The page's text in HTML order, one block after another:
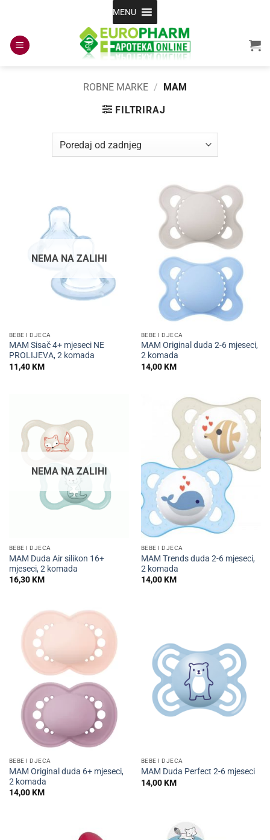
content
MENU
ROBNE MARKE / MAM
FILTRIRAJ
NEMA NA ZALIHI
BEBE I DJECA
MAM Sisač 4+ mjeseci NE
PROLIJEVA, 2 komada
11,40KM
BEBE I DJECA
MAM Original duda 2-6 mjeseci,
2 komada
14,00KM
NEMA NA ZALIHI
BEBE I DJECA
MAM Duda Air silikon 16+
mjeseci, 2 komada
16,30KM
BEBE I DJECA
MAM Trends duda 2-6 mjeseci,
2 komada
14,00KM
BEBE I DJECA
MAM Original duda 6+ mjeseci,
2 komada
14,00KM
BEBE I DJECA
MAM Duda Perfect 2-6 mjeseci
14,00KM